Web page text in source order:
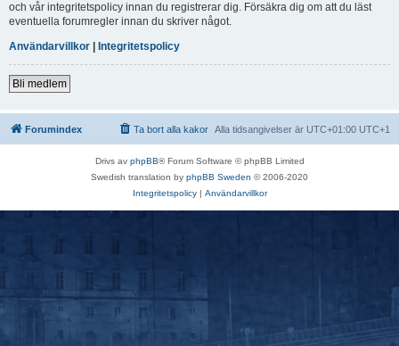
och vår integritetspolicy innan du registrerar dig. Försäkra dig om att du läst
eventuella forumregler innan du skriver något.
Användarvillkor | Integritetspolicy
Bli medlem
Forumindex Alla tidsangivelser är UTC+01:00 UTC+1
Ta bort alla kakor
Drivs av phpBB® Forum Software © phpBB Limited
Swedish translation by phpBB Sweden © 2006-2020
Integritetspolicy| Användarvillkor